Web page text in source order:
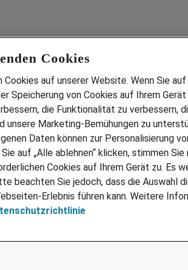
Services
JOBSUCHE
LEBENSLAUF
ZEITARBEIT
Cookies
Cookies auf unserer Website. Wenn Sie
Speicherung von Cookies auf Ihrem
die Funktionalität zu verbessern,
unsere Marketing-Bemühungen zu
Daten können zur Personalisierung
auf „Alle ablehnen“ klicken, stimmen
Cookies auf Ihrem Gerät zu. Es
beachten Sie jedoch, dass die Auswahl
Erlebnis führen kann. Weitere